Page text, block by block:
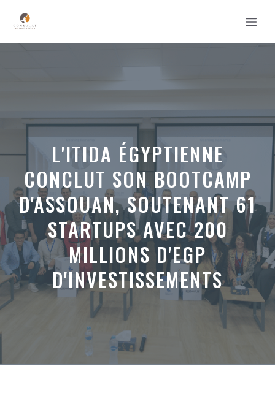
contenu
L'ITIDA ÉGYPTIENNE
CONCLUT SON BOOTCAMP
D'ASSOUAN, SOUTENANT 61
STARTUPS AVEC 200
MILLIONS D'EGP
D'INVESTISSEMENTS